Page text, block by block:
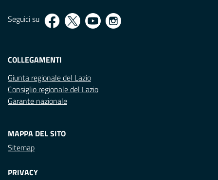
Seguici su
COLLEGAMENTI
Giunta regionale del Lazio
Consiglio regionale del Lazio
Garante nazionale
MAPPA DEL SITO
Sitemap
PRIVACY